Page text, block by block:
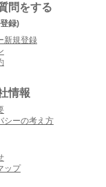
問をする
録)
新規登録
情報
シーの考え方
ップ